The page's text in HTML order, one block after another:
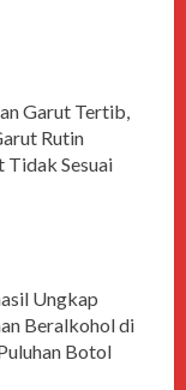
Garut Tertib,
Rutin
Sesuai
Ungkap
Beralkohol di
Botol